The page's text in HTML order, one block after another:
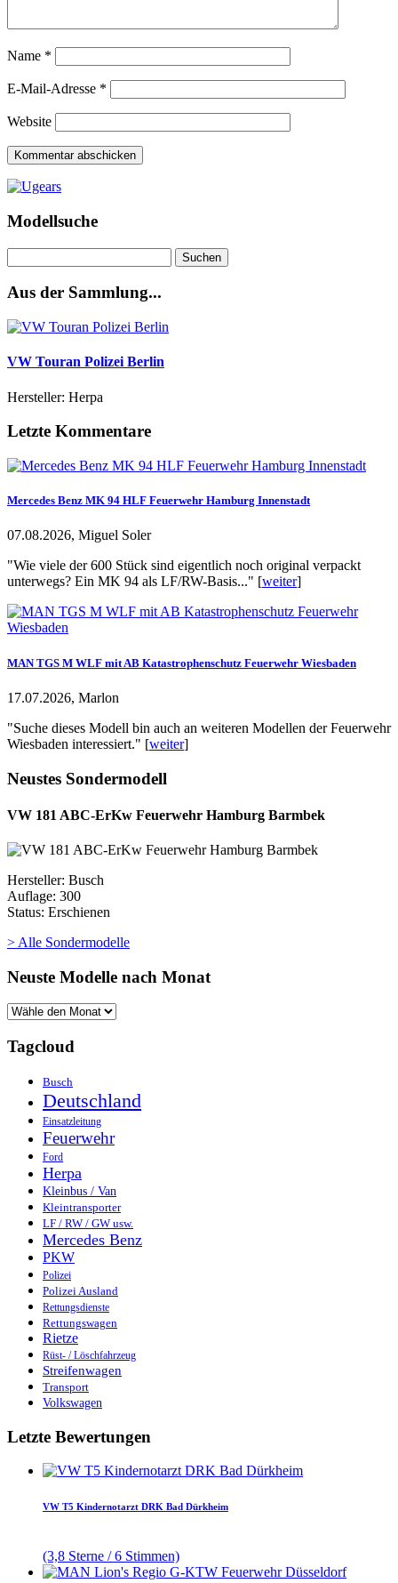
Name *
E-Mail-Adresse *
Website
Modellsuche
nach:
Aus der Sammlung...
VW Touran Polizei Berlin
Hersteller: Herpa
Letzte Kommentare
Mercedes Benz MK 94 HLF Feuerwehr Hamburg Innenstadt
07.08.2026, Miguel Soler
"Wie viele der 600 Stück sind eigentlich noch original verpackt
unterwegs? Ein MK 94 als LF/RW-Basis..." [weiter]
MAN TGS M WLF mit AB Katastrophenschutz Feuerwehr Wiesbaden
17.07.2026, Marlon
"Suche dieses Modell bin auch an weiteren Modellen der Feuerwehr
Wiesbaden interessiert." [weiter]
Neustes Sondermodell
VW 181 ABC-ErKw Feuerwehr Hamburg Barmbek
Hersteller: Busch
Auflage: 300
Status: Erschienen
> Alle Sondermodelle
Neuste Modelle nach Monat
Tagcloud
Busch
Deutschland
Einsatzleitung
Feuerwehr
Ford
Herpa
Kleinbus / Van
Kleintransporter
LF / RW / GW usw.
Mercedes Benz
PKW
Polizei
Polizei Ausland
Rettungsdienste
Rettungswagen
Rietze
Rüst- / Löschfahrzeug
Streifenwagen
Transport
Volkswagen
Letzte Bewertungen
VW T5 Kindernotarzt DRK Bad Dürkheim
(3,8 Sterne / 6 Stimmen)